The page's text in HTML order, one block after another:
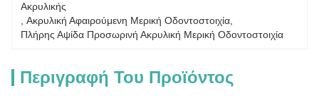
Ακρυλικής
Ακρυλική Αφαιρούμενη Μερική Οδοντοστοιχία
Πλήρης Αψίδα Προσωρινή Ακρυλική Μερική Οδοντοστοιχία
Περιγραφή Του Προϊόντος